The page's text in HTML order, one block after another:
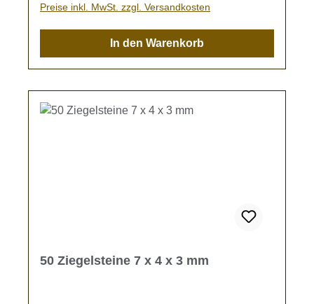
Preise inkl. MwSt. zzgl. Versandkosten
In den Warenkorb
50 Ziegelsteine 7 x 4 x 3 mm